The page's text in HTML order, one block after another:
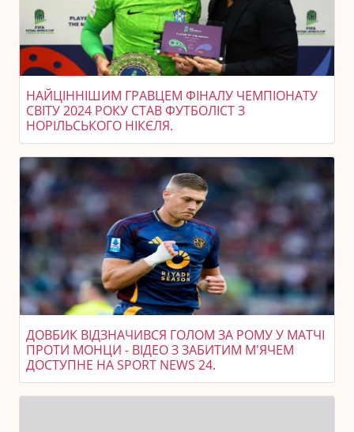
НАЙЦІННІШИМ ГРАВЦЕМ ФІНАЛУ ЧЕМПІОНАТУ
СВІТУ 2024 РОКУ СТАВ ФУТБОЛІСТ З
НОРІЛЬСЬКОГО НІКЄЛЯ.
ДОВБИК ВІДЗНАЧИВСЯ ГОЛОМ ЗА РОМУ У МАТЧІ
ПРОТИ МОНЦИ - ВІДЕО З ЗАБИТИМ М'ЯЧЕМ
ДОСТУПНЕ НА SPORT NEWS 24.